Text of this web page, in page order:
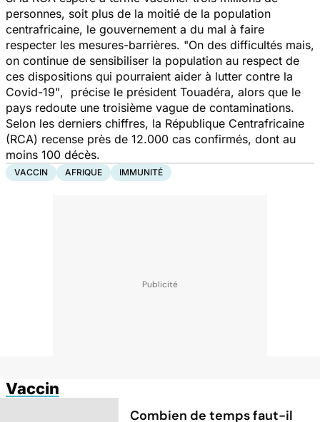
personnes, soit plus de la moitié de la population
centrafricaine, le gouvernement a du mal à faire
respecter les mesures-barrières. "On des difficultés mais,
on continue de sensibiliser la population au respect de
ces dispositions qui pourraient aider à lutter contre la
Covid-19", précise le président Touadéra, alors que le
pays redoute une troisième vague de contaminations.
Selon les derniers chiffres, la République Centrafricaine
(RCA) recense près de 12.000 cas confirmés, dont au
moins 100 décès.
VACCIN AFRIQUE IMMUNITÉ
Vaccin
Combien de temps faut-il